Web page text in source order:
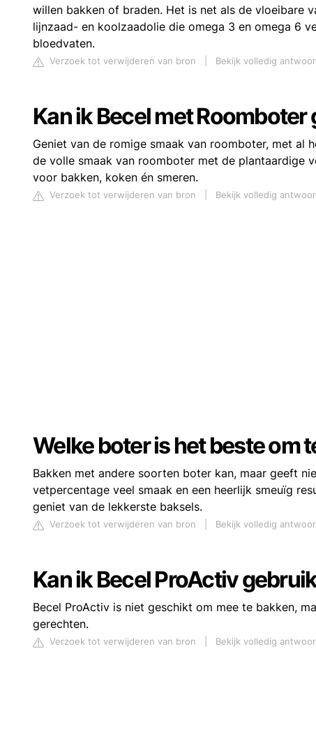
willen bakken of braden. Het is net als de vloeibare
lijnzaad- en koolzaadolie die omega 3 en omega 6
bloedvaten.
Verzoek tot verwijderen van bron Bekijk volledig
Kan ik Becel met
Geniet van de romige smaak van roomboter, met al
de volle smaak van roomboter met de plantaardige
voor bakken, koken én smeren.
Verzoek tot verwijderen van bron Bekijk volledig
Welke boter is het beste om
Bakken met andere soorten boter kan, maar geeft
vetpercentage veel smaak en een heerlijk smeuïg
geniet van de lekkerste baksels.
Verzoek tot verwijderen van bron Bekijk volledig
Kan ik Becel ProActiv
Becel ProActiv is niet geschikt om mee te bakken,
gerechten.
Verzoek tot verwijderen van bron Bekijk volledig